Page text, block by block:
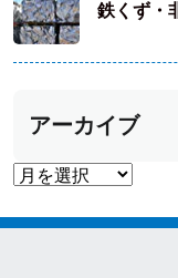
鉄くず・
アーカイブ